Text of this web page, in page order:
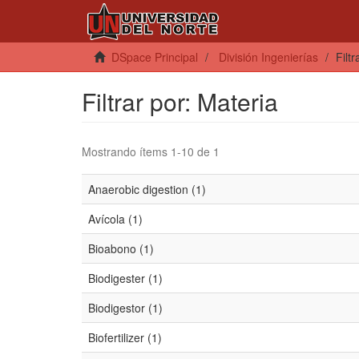
DSpace Principal División Ingenierías
Filtrar por: Materia
Mostrando ítems 1-10 de 1
Anaerobic digestion (1)
Avícola (1)
Bioabono (1)
Biodigester (1)
Biodigestor (1)
Biofertilizer (1)